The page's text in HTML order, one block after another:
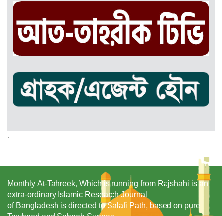
.
Monthly At-Tahreek, Which is running from Rajshahi is an
extra-ordinary Islamic Research Journal
of Bangladesh is directed to Salafi Path, based on pure